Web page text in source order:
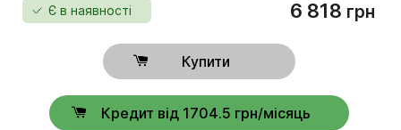
Є в наявності 6 818 грн
Купити
Кредит від 1704.5 грн/місяць